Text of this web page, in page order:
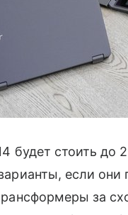
будет стоить
если они
за